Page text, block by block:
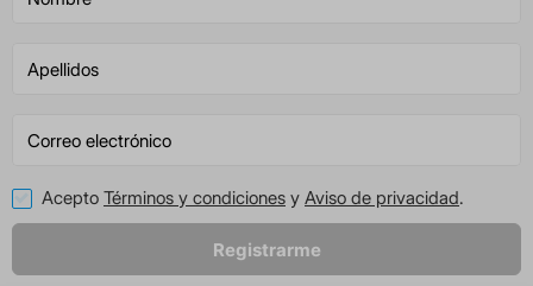
Acepto Términos y condiciones y Aviso de privacidad.
Registrarme